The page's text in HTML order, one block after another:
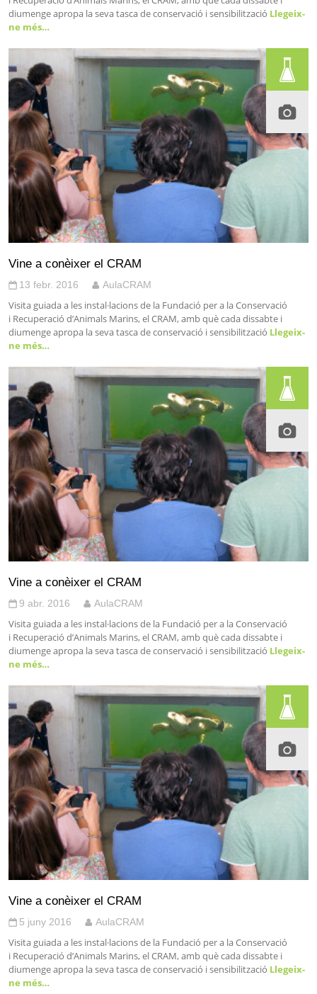
diumenge apropa la seva tasca de conservació i sensibilització Llegeix-
ne més…
Vine a conèixer el CRAM
13 febr. 2016 AulaCRAM
Visita guiada a les instal·lacions de la Fundació per a la Conservació
i Recuperació d’Animals Marins, el CRAM, amb què cada dissabte i
diumenge apropa la seva tasca de conservació i sensibilització Llegeix-
ne més…
Vine a conèixer el CRAM
9 abr. 2016 AulaCRAM
Visita guiada a les instal·lacions de la Fundació per a la Conservació
i Recuperació d’Animals Marins, el CRAM, amb què cada dissabte i
diumenge apropa la seva tasca de conservació i sensibilització Llegeix-
ne més…
Vine a conèixer el CRAM
5 juny 2016 AulaCRAM
Visita guiada a les instal·lacions de la Fundació per a la Conservació
i Recuperació d’Animals Marins, el CRAM, amb què cada dissabte i
diumenge apropa la seva tasca de conservació i sensibilització Llegeix-
ne més…